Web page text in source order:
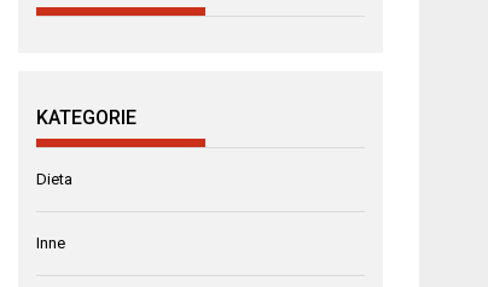
KATEGORIE
Dieta
Inne